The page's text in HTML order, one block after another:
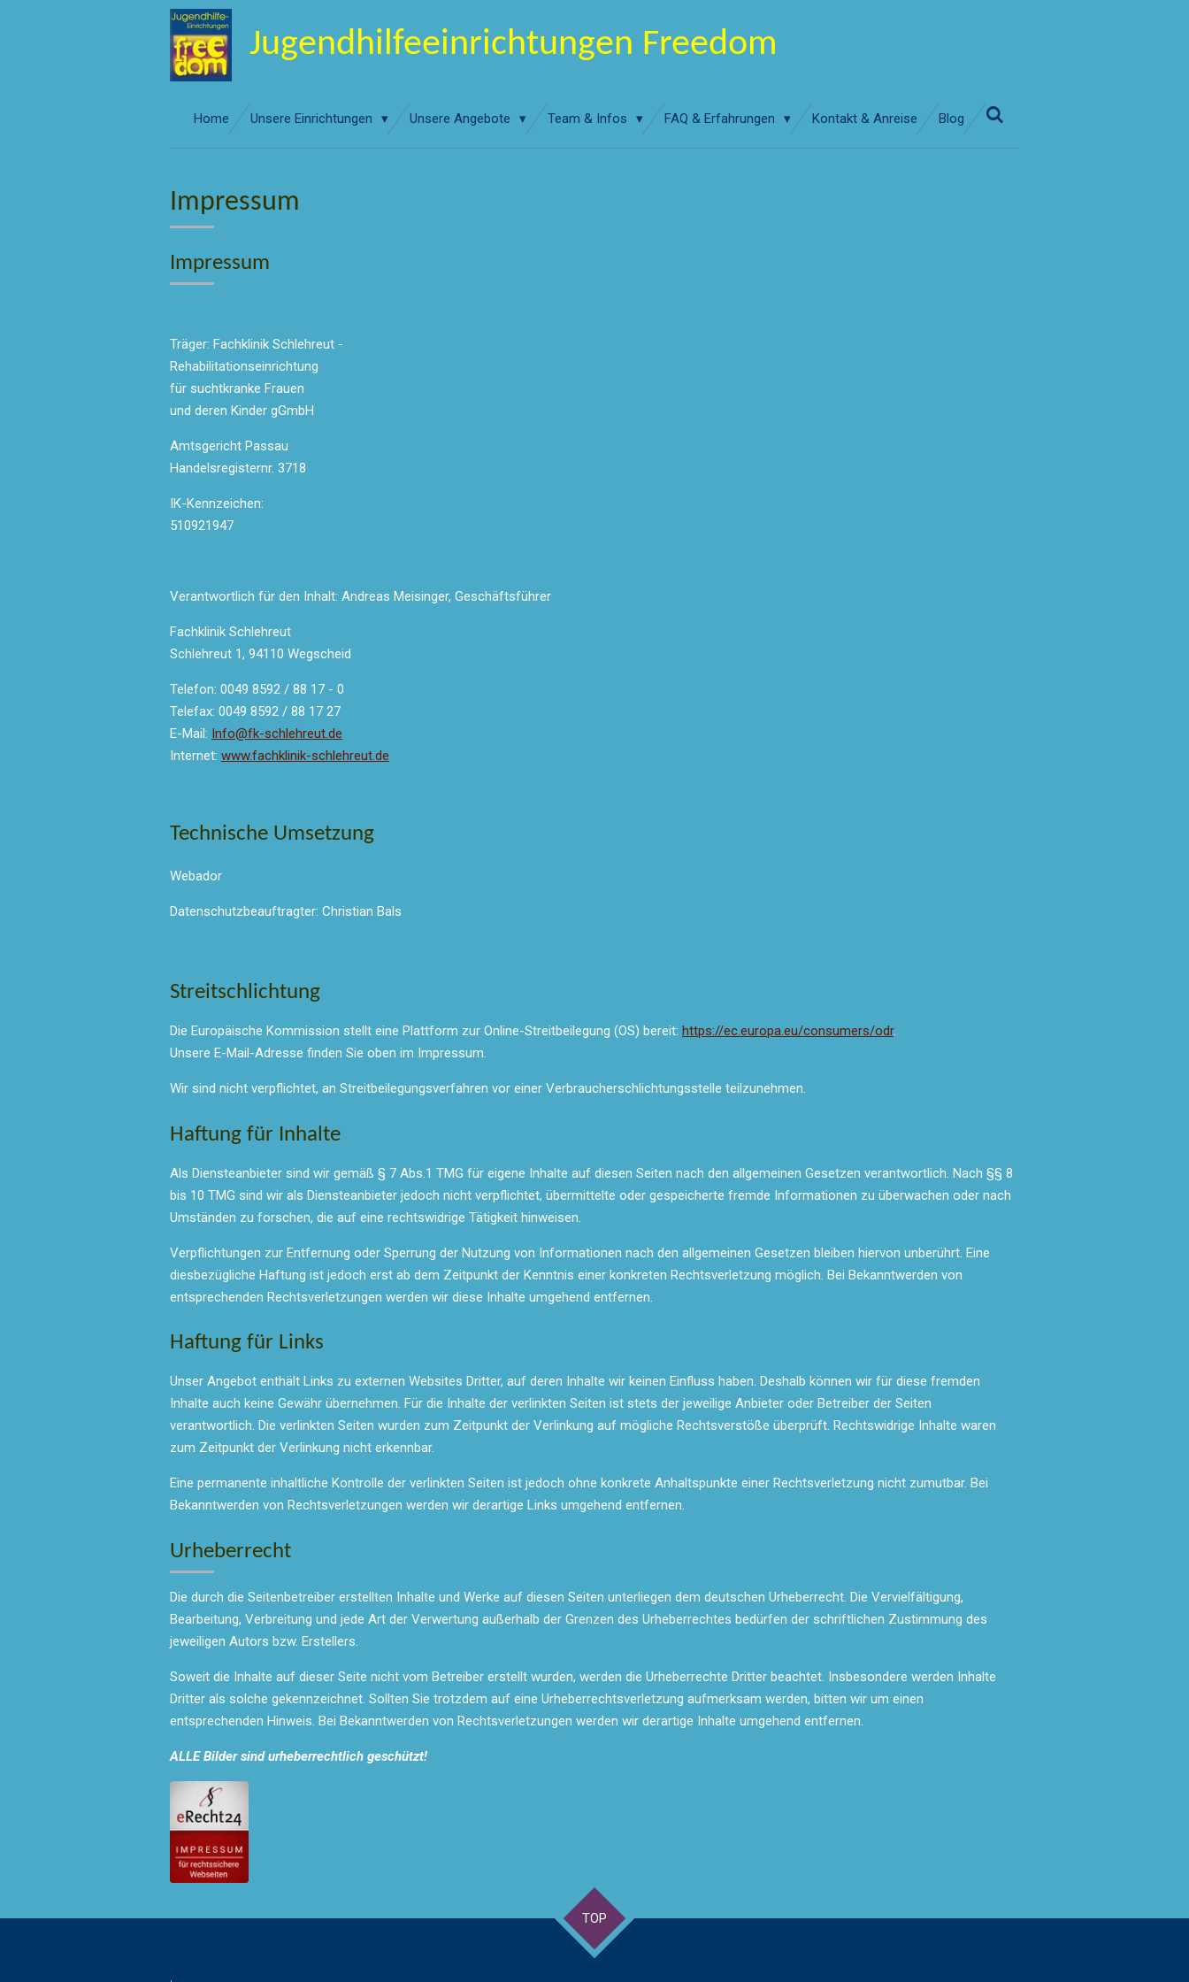
Jugendhilfeeinrichtungen Freedom
Home Unsere Einrichtungen Unsere Angebote Team & Infos FAQ & Erfahrungen Kontakt & Anreise Blog
Impressum
Impressum
Träger: Fachklinik Schlehreut -
Rehabilitationseinrichtung
für suchtkranke Frauen
und deren Kinder gGmbH
Amtsgericht Passau
Handelsregisternr. 3718
IK-Kennzeichen:
510921947
Verantwortlich für den Inhalt: Andreas Meisinger, Geschäftsführer
Fachklinik Schlehreut
Schlehreut 1, 94110 Wegscheid
Telefon: 0049 8592 / 88 17 - 0
Telefax: 0049 8592 / 88 17 27
E-Mail: Info@fk-schlehreut.de
Internet: www.fachklinik-schlehreut.de
Technische Umsetzung
Webador
Datenschutzbeauftragter: Christian Bals
Streitschlichtung
Die Europäische Kommission stellt eine Plattform zur Online-Streitbeilegung (OS) bereit: https://ec.europa.eu/consumers/odr.
Unsere E-Mail-Adresse finden Sie oben im Impressum.
Wir sind nicht verpflichtet, an Streitbeilegungsverfahren vor einer Verbraucherschlichtungsstelle teilzunehmen.
Haftung für Inhalte
Als Diensteanbieter sind wir gemäß § 7 Abs.1 TMG für eigene Inhalte auf diesen Seiten nach den allgemeinen Gesetzen verantwortlich. Nach §§ 8
bis 10 TMG sind wir als Diensteanbieter jedoch nicht verpflichtet, übermittelte oder gespeicherte fremde Informationen zu überwachen oder nach
Umständen zu forschen, die auf eine rechtswidrige Tätigkeit hinweisen.
Verpflichtungen zur Entfernung oder Sperrung der Nutzung von Informationen nach den allgemeinen Gesetzen bleiben hiervon unberührt. Eine
diesbezügliche Haftung ist jedoch erst ab dem Zeitpunkt der Kenntnis einer konkreten Rechtsverletzung möglich. Bei Bekanntwerden von
entsprechenden Rechtsverletzungen werden wir diese Inhalte umgehend entfernen.
Haftung für Links
Unser Angebot enthält Links zu externen Websites Dritter, auf deren Inhalte wir keinen Einfluss haben. Deshalb können wir für diese fremden
Inhalte auch keine Gewähr übernehmen. Für die Inhalte der verlinkten Seiten ist stets der jeweilige Anbieter oder Betreiber der Seiten
verantwortlich. Die verlinkten Seiten wurden zum Zeitpunkt der Verlinkung auf mögliche Rechtsverstöße überprüft. Rechtswidrige Inhalte waren
zum Zeitpunkt der Verlinkung nicht erkennbar.
Eine permanente inhaltliche Kontrolle der verlinkten Seiten ist jedoch ohne konkrete Anhaltspunkte einer Rechtsverletzung nicht zumutbar. Bei
Bekanntwerden von Rechtsverletzungen werden wir derartige Links umgehend entfernen.
Urheberrecht
Die durch die Seitenbetreiber erstellten Inhalte und Werke auf diesen Seiten unterliegen dem deutschen Urheberrecht. Die Vervielfältigung,
Bearbeitung, Verbreitung und jede Art der Verwertung außerhalb der Grenzen des Urheberrechtes bedürfen der schriftlichen Zustimmung des
jeweiligen Autors bzw. Erstellers.
Soweit die Inhalte auf dieser Seite nicht vom Betreiber erstellt wurden, werden die Urheberrechte Dritter beachtet. Insbesondere werden Inhalte
Dritter als solche gekennzeichnet. Sollten Sie trotzdem auf eine Urheberrechtsverletzung aufmerksam werden, bitten wir um einen
entsprechenden Hinweis. Bei Bekanntwerden von Rechtsverletzungen werden wir derartige Inhalte umgehend entfernen.
ALLE Bilder sind urheberrechtlich geschützt!
TOP